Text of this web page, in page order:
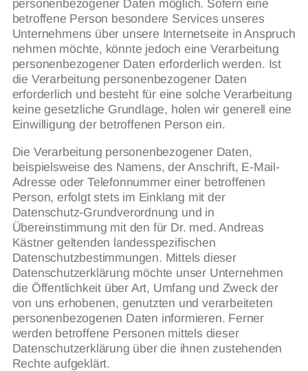
personenbezogener Daten möglich. Sofern eine
betroffene Person besondere Services unseres
Unternehmens über unsere Internetseite in Anspruch
nehmen möchte, könnte jedoch eine Verarbeitung
personenbezogener Daten erforderlich werden. Ist
die Verarbeitung personenbezogener Daten
erforderlich und besteht für eine solche Verarbeitung
keine gesetzliche Grundlage, holen wir generell eine
Einwilligung der betroffenen Person ein.
Die Verarbeitung personenbezogener Daten,
beispielsweise des Namens, der Anschrift, E-Mail-
Adresse oder Telefonnummer einer betroffenen
Person, erfolgt stets im Einklang mit der
Datenschutz-Grundverordnung und in
Übereinstimmung mit den für Dr. med. Andreas
Kästner geltenden landesspezifischen
Datenschutzbestimmungen. Mittels dieser
Datenschutzerklärung möchte unser Unternehmen
die Öffentlichkeit über Art, Umfang und Zweck der
von uns erhobenen, genutzten und verarbeiteten
personenbezogenen Daten informieren. Ferner
werden betroffene Personen mittels dieser
Datenschutzerklärung über die ihnen zustehenden
Rechte aufgeklärt.